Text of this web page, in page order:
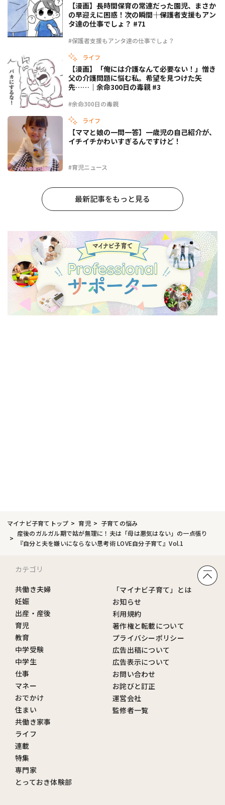
#保護者支援もアンタ達の仕事でしょ？
【漫画】長時間保育の常連だった園児、まさか
の早迎えに困惑！次の瞬間――｜保護者支援もアン
タ達の仕事でしょ？ #71
ライフ
#余命300日の毒親
【漫画】「俺には介護なんて必要ない！」憎き
父の介護問題に悩む私。希望を見つけた矢
先……｜余命300日の毒親 #3
ライフ
#育児ニュース
【ママと娘の一問一答】一歳児の自己紹介が、
イチイチかわいすぎるんですけど！
最新記事をもっと見る
マイナビ子育てトップ 育児
子育ての悩み
産後のガルガル期で姑が無理に！夫は「母は悪気はない」の一点張り
『自分と夫を嫌いにならない思考術 LOVE自分子育て』Vol.1
カテゴリ
共働き夫婦
妊娠
出産・産後
育児
教育
中学受験
中学生
仕事
マネー
おでかけ
住まい
共働き家事
ライフ
連載
特集
専門家
とっておき体験部
「マイナビ子育て」とは
お知らせ
利用規約
著作権と転載について
プライバシーポリシー
広告出稿について
広告表示について
お問い合わせ
お詫びと訂正
運営会社
監修者一覧